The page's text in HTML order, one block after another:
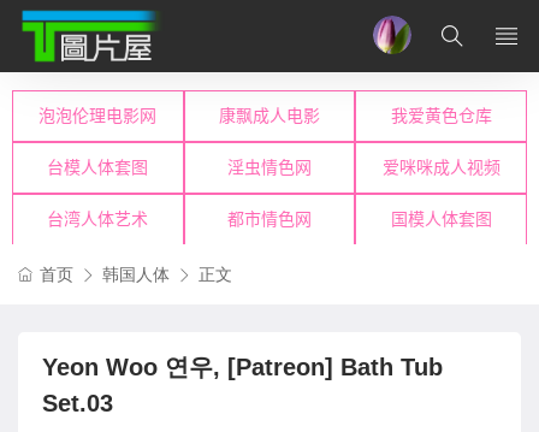
首页 韩国人体 正文
Yeon Woo 연우, [Patreon] Bath Tub
Set.03